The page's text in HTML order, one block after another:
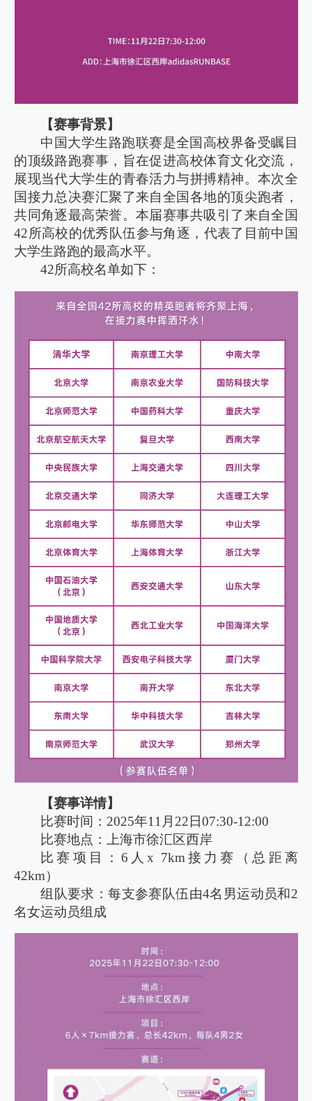
【赛事背景】
中国大学生路跑联赛是全国高校界备受瞩目
的顶级路跑赛事，旨在促进高校体育文化交流，
展现当代大学生的青春活力与拼搏精神。本次全
国接力总决赛汇聚了来自全国各地的顶尖跑者，
共同角逐最高荣誉。本届赛事共吸引了来自全国
42所高校的优秀队伍参与角逐，代表了目前中国
大学生路跑的最高水平。
42所高校名单如下：
【赛事详情】
比赛时间：2025年11月22日07:30-12:00
比赛地点：上海市徐汇区西岸
比赛项目：6人x 7km接力赛（总距离
42km）
组队要求：每支参赛队伍由4名男运动员和2
名女运动员组成